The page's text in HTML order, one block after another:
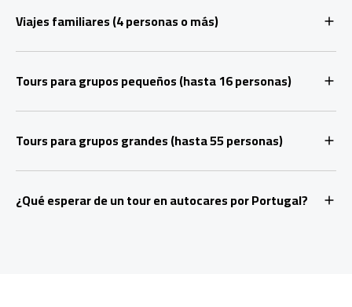
Viajes familiares (4 personas o más)
Tours para grupos pequeños (hasta 16 personas)
Tours para grupos grandes (hasta 55 personas)
¿Qué esperar de un tour en autocares por Portugal?